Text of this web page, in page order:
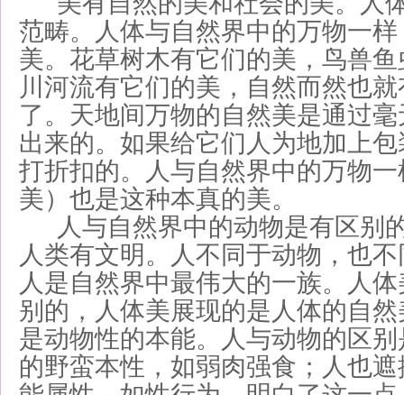
范畴。人体与自然界中的万物一
美。花草树木有它们的美，鸟兽
川河流有它们的美，自然而然也
了。天地间万物的自然美是通过
出来的。如果给它们人为地加上
打折扣的。人与自然界中的万物
美）也是这种本真的美。
人与自然界中的动物是有区别
人类有文明。人不同于动物，也
人是自然界中最伟大的一族。人
别的，人体美展现的是人体的自
是动物性的本能。人与动物的区
的野蛮本性，如弱肉强食；人也